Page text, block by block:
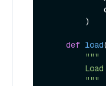
def load
"""
        """